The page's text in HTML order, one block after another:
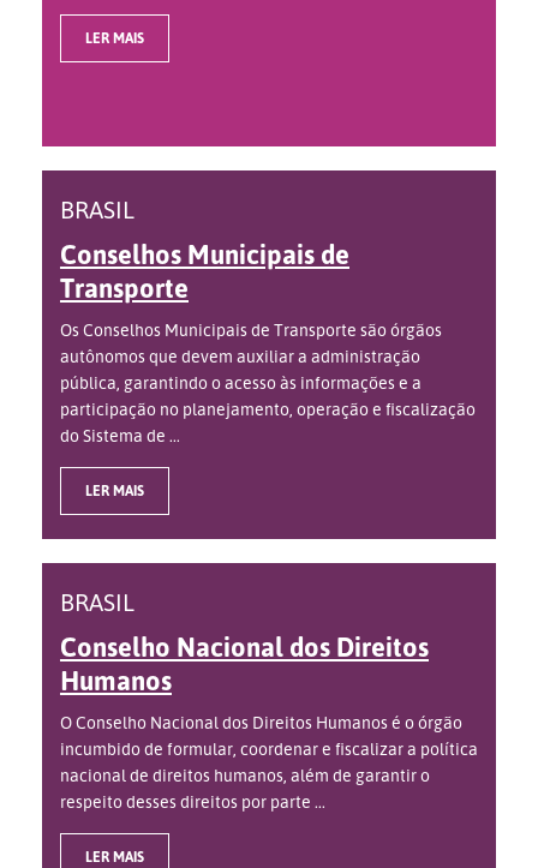
LER MAIS
BRASIL
Conselhos Municipais de
Transporte
Os Conselhos Municipais de Transporte são órgãos
autônomos que devem auxiliar a administração
pública, garantindo o acesso às informações e a
participação no planejamento, operação e fiscalização
do Sistema de ...
LER MAIS
BRASIL
Conselho Nacional dos Direitos
Humanos
O Conselho Nacional dos Direitos Humanos é o órgão
incumbido de formular, coordenar e fiscalizar a política
nacional de direitos humanos, além de garantir o
respeito desses direitos por parte ...
LER MAIS